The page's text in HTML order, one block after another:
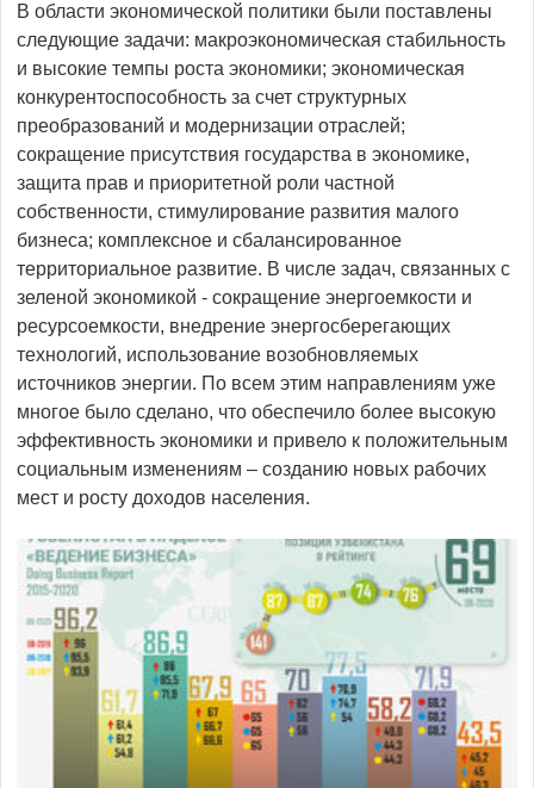
В области экономической политики были поставлены
следующие задачи: макроэкономическая стабильность
и высокие темпы роста экономики; экономическая
конкурентоспособность за счет структурных
преобразований и модернизации отраслей;
сокращение присутствия государства в экономике,
защита прав и приоритетной роли частной
собственности, стимулирование развития малого
бизнеса; комплексное и сбалансированное
территориальное развитие. В числе задач, связанных с
зеленой экономикой - сокращение энергоемкости и
ресурсоемкости, внедрение энергосберегающих
технологий, использование возобновляемых
источников энергии. По всем этим направлениям уже
многое было сделано, что обеспечило более высокую
эффективность экономики и привело к положительным
социальным изменениям – созданию новых рабочих
мест и росту доходов населения.